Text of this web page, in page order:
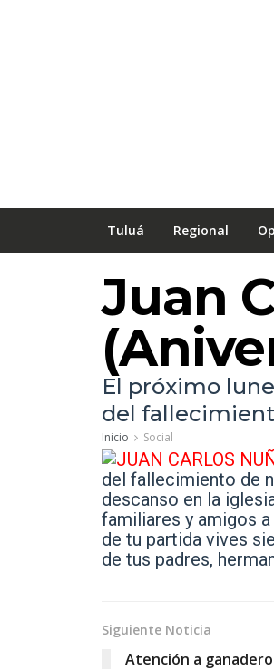
Tuluá Regional
Juan
El próximo
del
Inicio Social
del fallecimiento de
descanso en la
familiares y amigos
de tu partida vives
de tus padres,
Siguiente Noticia
Atención a